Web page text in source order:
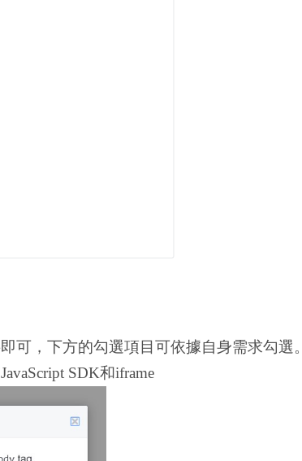
可，下方的勾選項目可依據自身需求勾選。
SDK和iframe